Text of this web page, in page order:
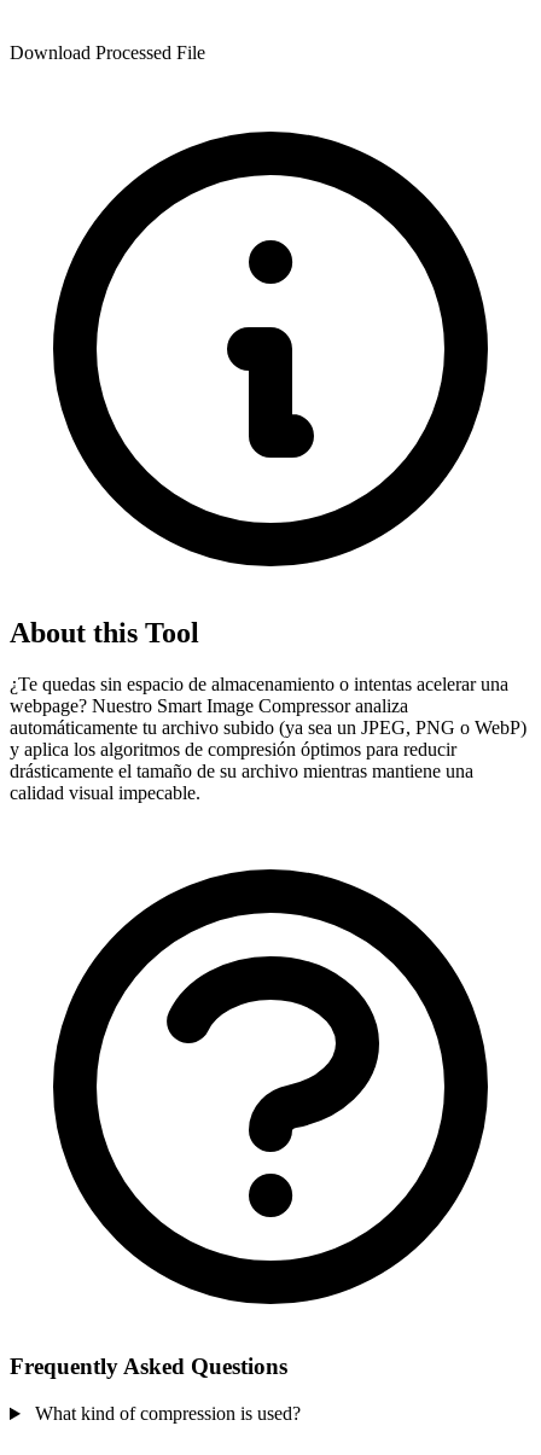
Download Processed File
About this Tool
¿Te quedas sin espacio de almacenamiento o intentas acelerar una
webpage? Nuestro Smart Image Compressor analiza
automáticamente tu archivo subido (ya sea un JPEG, PNG o WebP)
y aplica los algoritmos de compresión óptimos para reducir
drásticamente el tamaño de su archivo mientras mantiene una
calidad visual impecable.
Frequently Asked Questions
What kind of compression is used?